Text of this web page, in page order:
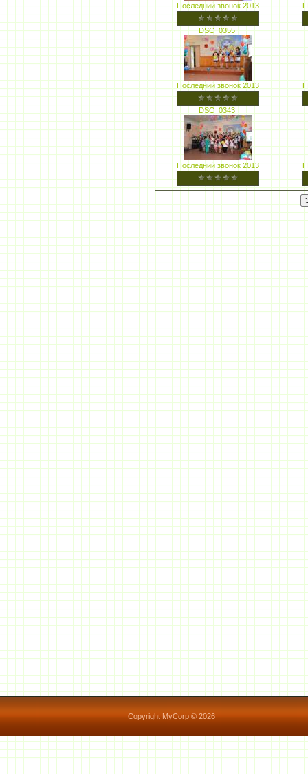
Последний звонок 2013
DSC_0355
Последний звонок 2013
DSC_0343
Последний звонок 2013
Copyright MyCorp © 2026